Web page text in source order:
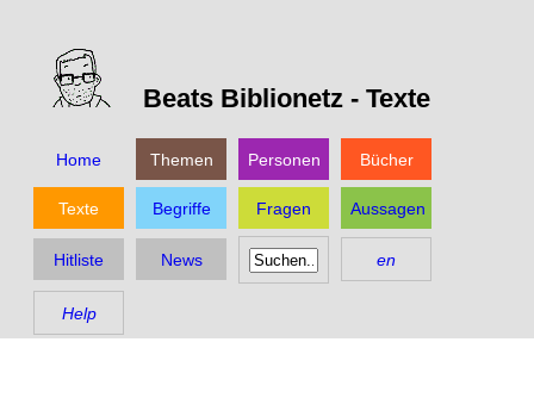
Beats Biblionetz - Texte
Home Themen Personen Bücher
Texte Begriffe Fragen Aussagen
Hitliste News en
Help